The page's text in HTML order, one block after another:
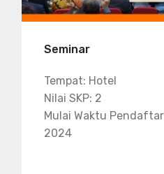
Seminar
Tempat: Hotel
Nilai SKP: 2
Mulai Waktu
2024